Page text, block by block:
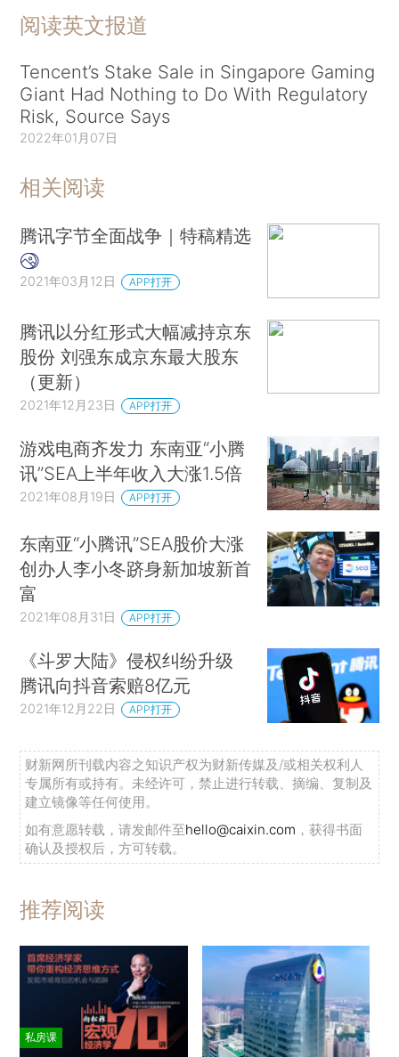
阅读英文报道
Tencent’s Stake Sale in Singapore Gaming
Giant Had Nothing to Do With Regulatory
Risk, Source Says
2022年01月07日
相关阅读
腾讯字节全面战争｜特稿精选
2021年03月12日 APP打开
腾讯以分红形式大幅减持京东
股份 刘强东成京东最大股东
（更新）
2021年12月23日 APP打开
游戏电商齐发力 东南亚“小腾
讯”SEA上半年收入大涨1.5倍
2021年08月19日 APP打开
东南亚“小腾讯”SEA股价大涨
创办人李小冬跻身新加坡新首
富
2021年08月31日 APP打开
《斗罗大陆》侵权纠纷升级
腾讯向抖音索赔8亿元
2021年12月22日 APP打开
财新网所刊载内容之知识产权为财新传媒及/或相关权利人
专属所有或持有。未经许可，禁止进行转载、摘编、复制及
建立镜像等任何使用。
如有意愿转载，请发邮件至hello@caixin.com ，获得书面
确认及授权后，方可转载。
推荐阅读
私房课